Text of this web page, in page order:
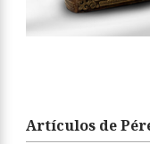
Artículos de